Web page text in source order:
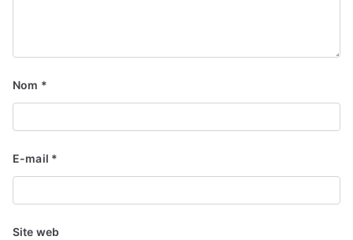
Nom *
E-mail *
Site web